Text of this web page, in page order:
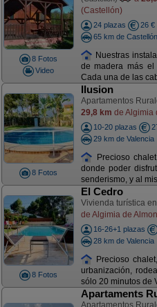
8 Fotos
Video
(Castellón)
24 plazas
26 €
65 km de Castellón
Nuestras
de madera más el
Cada una de las
8 Fotos
Ilusion
Apartamentos
29,8 km de Algimia
10-20 plazas
29 km de Valencia
Precioso
donde poder
senderismo, y al
8 Fotos
El Cedro
Vivienda turística en
de Algimia de
16-26+1 plazas
28 km de Valencia
Precioso
urbanización,
sólo 20 minutos de
Apartaments
Apartamentos